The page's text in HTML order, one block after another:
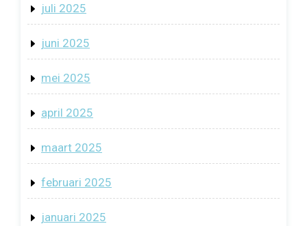
juli 2025
juni 2025
mei 2025
april 2025
maart 2025
februari 2025
januari 2025